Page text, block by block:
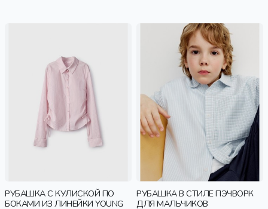
РУБАШКА С КУЛИСКОЙ ПО
БОКАМИ ИЗ ЛИНЕЙКИ YOUNG
РУБАШКА В СТИЛЕ ПЭЧВОРК
ДЛЯ МАЛЬЧИКОВ